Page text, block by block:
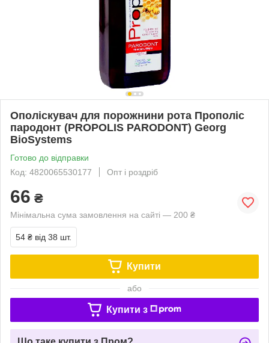
Ополіскувач для порожнини рота Прополіс
пародонт (PROPOLIS PARODONT) Georg
BioSystems
Готово до відправки
Код: 4820065530177
Опт і роздріб
66 ₴
Мінімальна сума замовлення на сайті — 200 ₴
54 ₴ від 38 шт.
Купити
або
Купити з